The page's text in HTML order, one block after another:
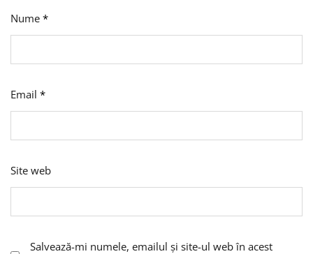
Nume *
Email *
Site web
Salvează-mi numele, emailul și site-ul web în acest